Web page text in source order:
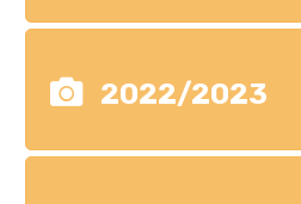
2022/2023